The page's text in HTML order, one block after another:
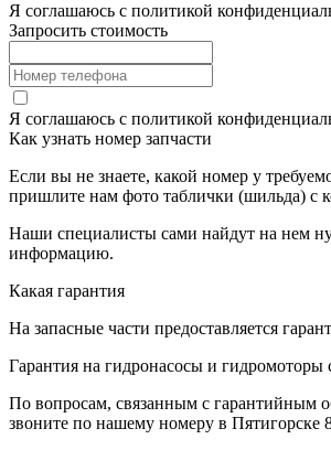
Я соглашаюсь с политикой
Запросить стоимость
Я соглашаюсь с политикой
Как узнать номер запчасти
Если вы не знаете, какой номер у
пришлите нам фото таблички (шильда) с
Наши специалисты сами найдут на нем
информацию.
Какая гарантия
На запасные части предоставляется
Гарантия на гидронасосы и гидромоторы
По вопросам, связанным с гарантийным
звоните по нашему номеру в Пятигорске